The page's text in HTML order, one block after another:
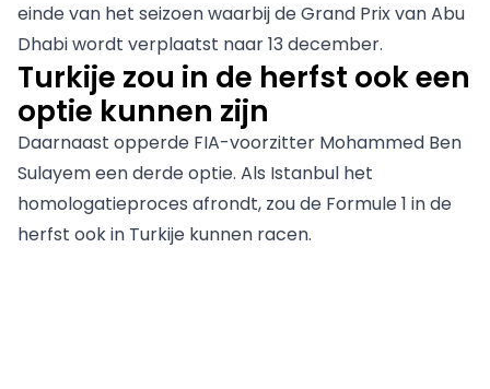
einde van het seizoen waarbij de Grand Prix van Abu
Dhabi wordt verplaatst naar 13 december.
Turkije zou in de herfst ook een
optie kunnen zijn
Daarnaast opperde FIA-voorzitter Mohammed Ben
Sulayemeen derde optie. Als Istanbul het
homologatieproces afrondt, zou de Formule 1 in de
herfst ook in Turkije kunnen racen.